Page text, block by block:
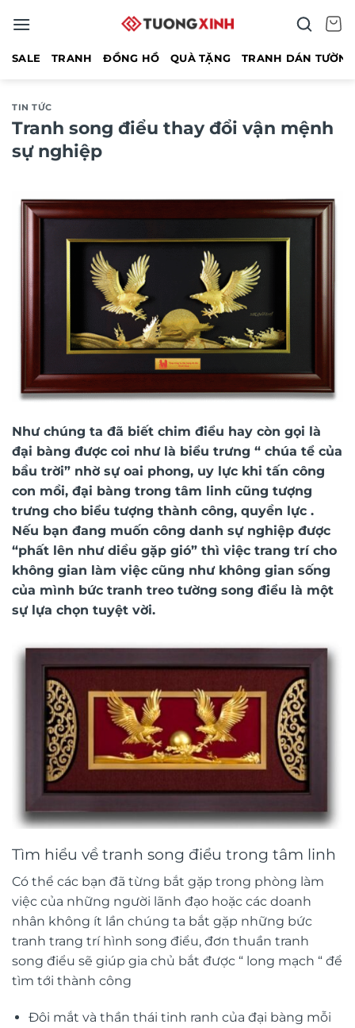
qua
SALE TRANH ĐỒNG HỒ QUÀ TẶNG TRANH DÁN
TIN TỨC
Tranh song điểu thay đổi vận mệnh
sự nghiệp
Như chúng ta đã biết chim điểu hay còn gọi là
đại bàng được coi như là biểu trưng “ chúa tể của
bầu trời” nhờ sự oai phong, uy lực khi tấn công
con mồi, đại bàng trong tâm linh cũng tượng
trưng cho biểu tượng thành công, quyền lực .
Nếu bạn đang muốn công danh sự nghiệp được
“phất lên như diều gặp gió” thì việc trang trí cho
không gian làm việc cũng như không gian sống
của mình bức tranh treo tường song điểu là một
sự lựa chọn tuyệt vời.
Tìm hiểu về tranh song điểu trong tâm linh
Có thể các bạn đã từng bắt gặp trong phòng làm
việc của những người lãnh đạo hoặc các doanh
nhân không ít lần chúng ta bắt gặp những bức
tranh trang trí hình song điểu, đơn thuần tranh
song điểu sẽ giúp gia chủ bắt được “ long mạch “ để
tìm tới thành công
Đôi mắt và thần thái tinh ranh của đại bàng mỗi